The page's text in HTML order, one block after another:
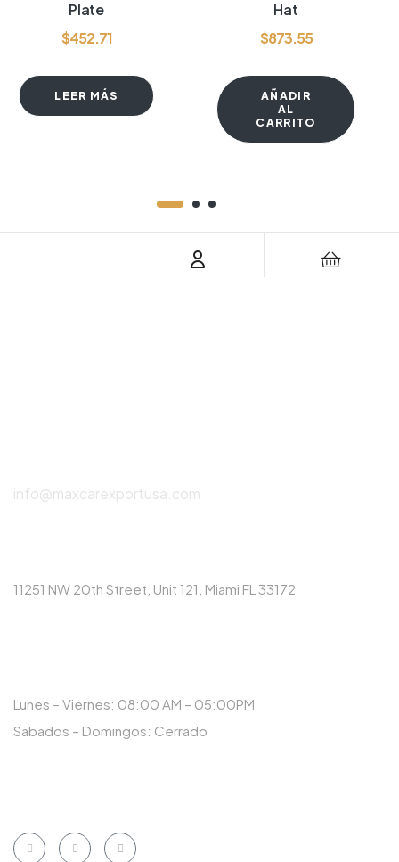
5
Plate
$452.71
LEER MÁS
5
Hat
$873.55
AÑADIR
AL
CARRITO
info@maxcarexportusa.com
11251 NW 20th Street, Unit 121, Miami FL 33172
Lunes – Viernes: 08:00 AM – 05:00PM
Sabados – Domingos: Cerrado